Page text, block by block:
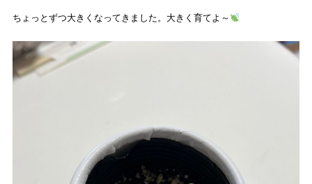
ちょっとずつ大きくなってきました。大きく育てよ～